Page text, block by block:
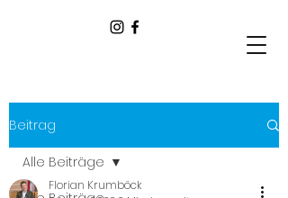
Beitrag
Alle Beiträge
Florian Krumböck